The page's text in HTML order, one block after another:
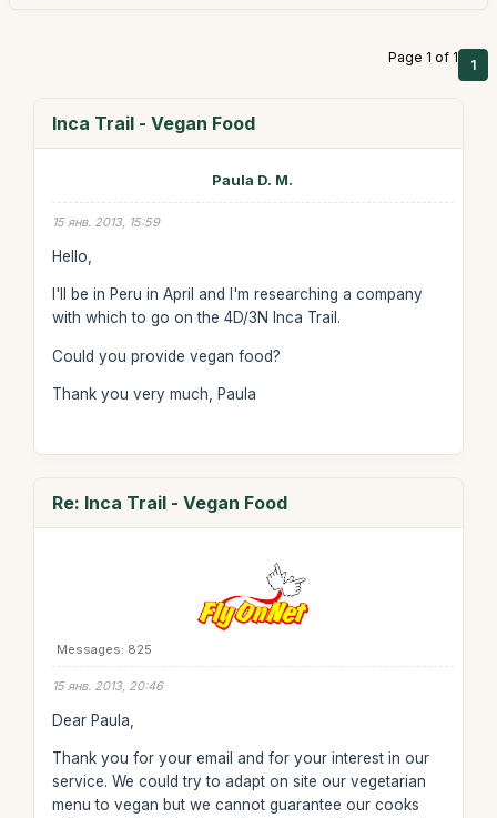
Page 1 of 1 1
Inca Trail - Vegan Food
Paula D. M.
15 янв. 2013, 15:59
Hello,
I'll be in Peru in April and I'm researching a company
with which to go on the 4D/3N Inca Trail.
Could you provide vegan food?
Thank you very much, Paula
Re: Inca Trail - Vegan Food
Messages: 825
15 янв. 2013, 20:46
Dear Paula,
Thank you for your email and for your interest in our
service. We could try to adapt on site our vegetarian
menu to vegan but we cannot guarantee our cooks